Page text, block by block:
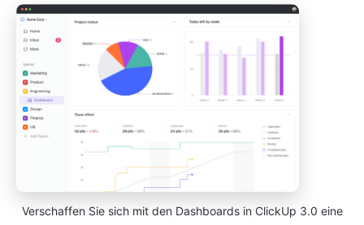
Verschaffen Sie sich mit den Dashboards in ClickUp 3.0 eine